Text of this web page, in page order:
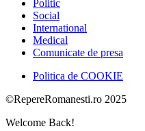
Politic
Social
International
Medical
Comunicate de presa
Politica de COOKIE
©RepereRomanesti.ro 2025
Welcome Back!